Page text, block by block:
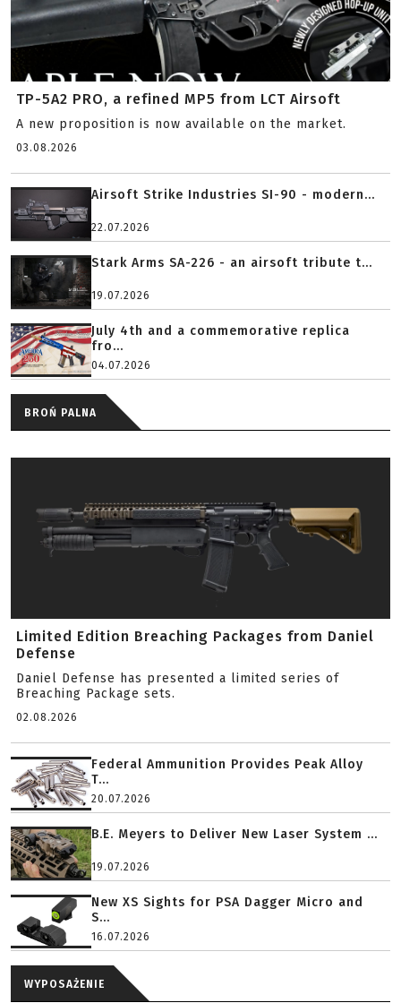
TP-5A2 PRO, a refined MP5 from LCT Airsoft
A new proposition is now available on the market.
03.08.2026
Airsoft Strike Industries SI-90 - modern...
22.07.2026
Stark Arms SA-226 - an airsoft tribute t...
19.07.2026
July 4th and a commemorative replica
fro...
04.07.2026
BROŃ PALNA
Limited Edition Breaching Packages from Daniel
Defense
Daniel Defense has presented a limited series of
Breaching Package sets.
02.08.2026
Federal Ammunition Provides Peak Alloy
T...
20.07.2026
B.E. Meyers to Deliver New Laser System ...
19.07.2026
New XS Sights for PSA Dagger Micro and
S...
16.07.2026
WYPOSAŻENIE